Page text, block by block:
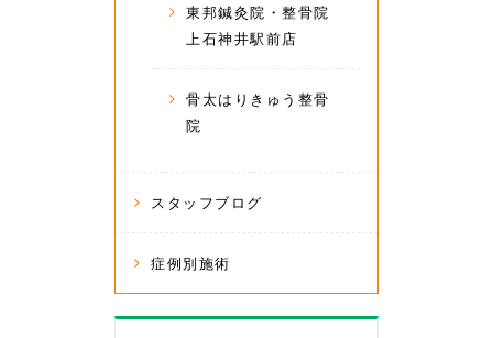
東邦鍼灸院・整骨院
上石神井駅前店
骨太はりきゅう整骨
院
スタッフブログ
症例別施術